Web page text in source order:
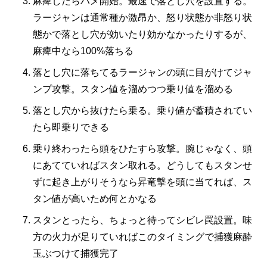
ラージャンは通常種か激昂か、怒り状態か非怒り状
態かで落とし穴が効いたり効かなかったりするが、
麻痺中なら100%落ちる
落とし穴に落ちてるラージャンの頭に目がけてジャ
ンプ攻撃。スタン値を溜めつつ乗り値を溜める
落とし穴から抜けたら乗る。乗り値が蓄積されてい
たら即乗りできる
乗り終わったら頭をひたすら攻撃。腕じゃなく、頭
にあてていればスタン取れる。どうしてもスタンせ
ずに起き上がりそうなら昇竜撃を頭に当てれば、ス
タン値が高いため何とかなる
スタンとったら、ちょっと待ってシビレ罠設置。味
方の火力が足りていればこのタイミングで捕獲麻酔
玉ぶつけて捕獲完了